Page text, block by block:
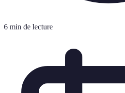
6 min de lecture